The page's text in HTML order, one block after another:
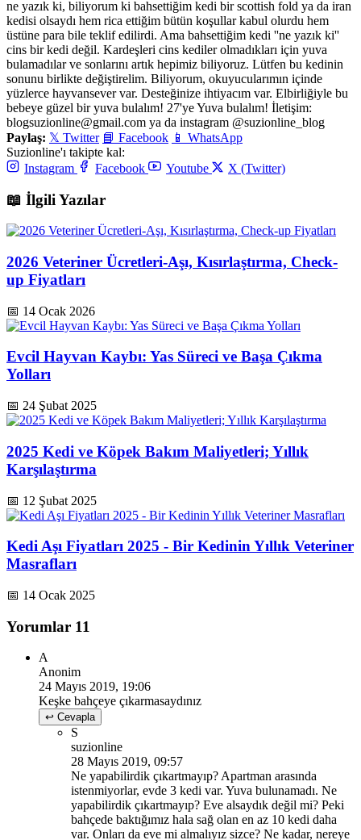
ne yazık ki, biliyorum ki bahsettiğim kedi bir scottish fold ya da iran
kedisi olsaydı hem rica ettiğim bütün koşullar kabul olurdu hem
üstüne para bile teklif edilirdi. Ama bahsettiğim kedi ''ne yazık ki''
cins bir kedi değil. Kardeşleri cins kediler olmadıkları için yuva
bulamadılar ve sonlarını artık hepimiz biliyoruz. Lütfen bu kedinin
sonunu birlikte değiştirelim. Biliyorum, okuyucularımın içinde
yüzlerce hayvansever var. Desteğinize ihtiyacım var. Elbirliğiyle bu
bebeye güzel bir yuva bulalım! 27'ye Yuva bulalım! İletişim:
blogsuzionline@gmail.com ya da instagram @suzionline_blog
Paylaş: 𝕏 Twitter 📘 Facebook 📱 WhatsApp
Suzionline'ı takipte kal:
Instagram
Facebook Youtube X (Twitter)
📖 İlgili Yazılar
2026 Veteriner Ücretleri-Aşı, Kısırlaştırma, Check-
up Fiyatları
📅 14 Ocak 2026
Evcil Hayvan Kaybı: Yas Süreci ve Başa Çıkma
Yolları
📅 24 Şubat 2025
2025 Kedi ve Köpek Bakım Maliyetleri; Yıllık
Karşılaştırma
📅 12 Şubat 2025
Kedi Aşı Fiyatları 2025 - Bir Kedinin Yıllık Veteriner
Masrafları
📅 14 Ocak 2025
Yorumlar 11
A
Anonim
24 Mayıs 2019, 19:06
Keşke bahçeye çıkarmasaydınız
↩ Cevapla
S
suzionline
28 Mayıs 2019, 09:57
Ne yapabilirdik çıkartmayıp? Apartman arasında
istenmiyorlar, evde 3 kedi var. Yuva bulunamadı. Ne
yapabilirdik çıkartmayıp? Eve alsaydık değil mi? Peki
bahçede baktığımız hala sağ olan en az 10 kedi daha
var. Onları da eve mi almalıyız sizce? Ne kadar, nereye